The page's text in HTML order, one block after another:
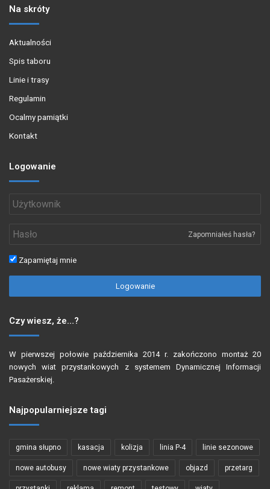
Na skróty
Aktualności
Spis taboru
Linie i trasy
Regulamin
Ocalmy pamiątki
Kontakt
Logowanie
Zapomniałeś hasła?
Zapamiętaj mnie
Logowanie
Czy wiesz, że…?
W pierwszej połowie października 2014 r. zakończono montaż 20
nowych wiat przystankowych z systemem Dynamicznej Informacji
Pasażerskiej.
Najpopularniejsze tagi
gmina słupno kasacja kolizja linia P-4 linie sezonowe
nowe autobusy nowe wiaty przystankowe objazd przetarg